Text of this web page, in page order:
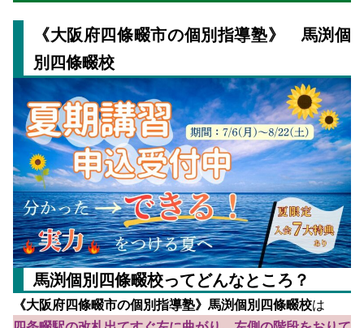
《大阪府四條畷市の個別指導塾》 馬渕個
別四條畷校
馬渕個別四條畷校ってどんなところ？
《大阪府四條畷市の個別指導塾》馬渕個別四條畷校は